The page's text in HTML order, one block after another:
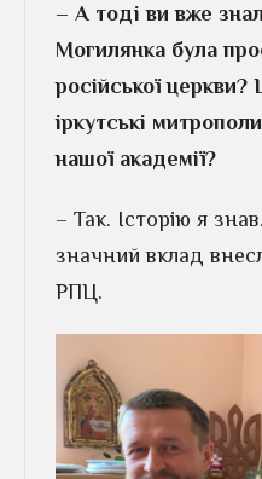
– А тоді ви вже
Могилянка була
російської
іркутські
нашої академії?
– Так. Історію я
значний вклад
РПЦ.